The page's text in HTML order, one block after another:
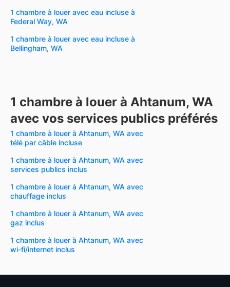
1 chambre à louer avec eau incluse à
Federal Way, WA
1 chambre à louer avec eau incluse à
Bellingham, WA
1 chambre à louer à Ahtanum, WA
avec vos services publics préférés
1 chambre à louer à Ahtanum, WA avec
télé par câble incluse
1 chambre à louer à Ahtanum, WA avec
services publics inclus
1 chambre à louer à Ahtanum, WA avec
chauffage inclus
1 chambre à louer à Ahtanum, WA avec
gaz inclus
1 chambre à louer à Ahtanum, WA avec
wi-fi/internet inclus